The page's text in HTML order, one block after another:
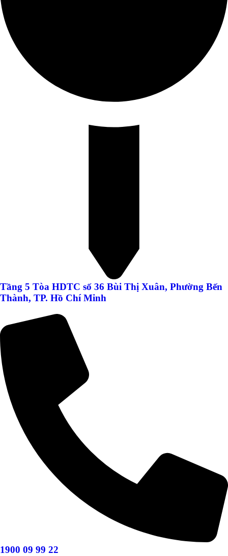
Tầng 5 Tòa HDTC số 36 Bùi Thị Xuân, Phường Bến
Thành, TP. Hồ Chí Minh
1900 09 99 22